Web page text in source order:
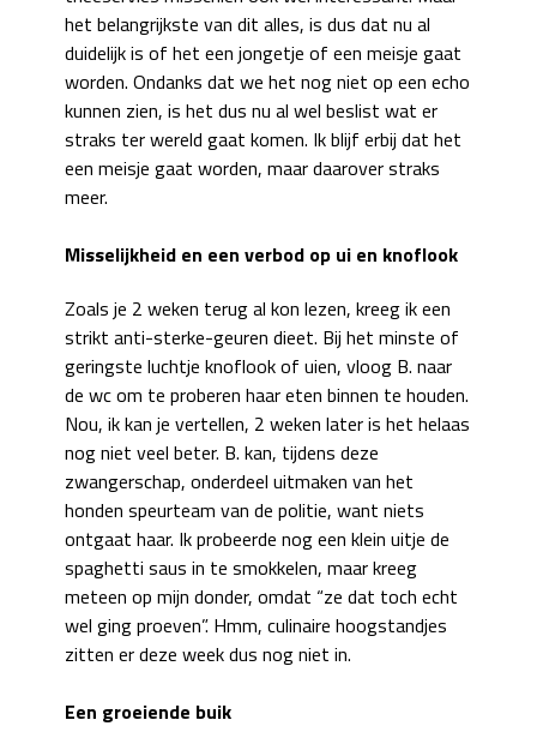
het belangrijkste van dit alles, is dus dat nu al
duidelijk is of het een jongetje of een meisje gaat
worden. Ondanks dat we het nog niet op een echo
kunnen zien, is het dus nu al wel beslist wat er
straks ter wereld gaat komen. Ik blijf erbij dat het
een meisje gaat worden, maar daarover straks
meer.
Misselijkheid en een verbod op ui en knoflook
Zoals je 2 weken terug al kon lezen, kreeg ik een
strikt anti-sterke-geuren dieet. Bij het minste of
geringste luchtje knoflook of uien, vloog B. naar
de wc om te proberen haar eten binnen te houden.
Nou, ik kan je vertellen, 2 weken later is het helaas
nog niet veel beter. B. kan, tijdens deze
zwangerschap, onderdeel uitmaken van het
honden speurteam van de politie, want niets
ontgaat haar. Ik probeerde nog een klein uitje de
spaghetti saus in te smokkelen, maar kreeg
meteen op mijn donder, omdat “ze dat toch echt
wel ging proeven”. Hmm, culinaire hoogstandjes
zitten er deze week dus nog niet in.
Een groeiende buik